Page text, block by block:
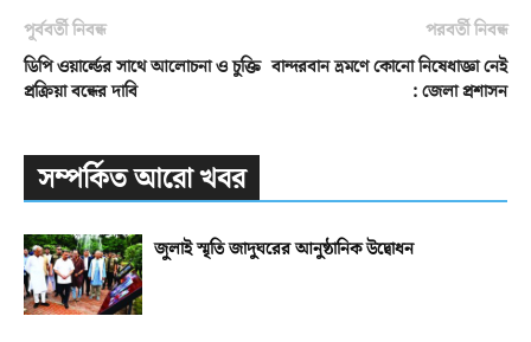
পূর্ববর্তী নিবন্ধ
ডিপি ওয়ার্ল্ডের সাথে আলোচনা ও চুক্তি
প্রক্রিয়া বন্ধের দাবি
পরবর্তী নিবন্ধ
বান্দরবান ভ্রমণে কোনো নিষেধাজ্ঞা নেই
: জেলা প্রশাসন
সম্পর্কিত আরো খবর
জুলাই স্মৃতি জাদুঘরের আনুষ্ঠানিক উদ্বোধন